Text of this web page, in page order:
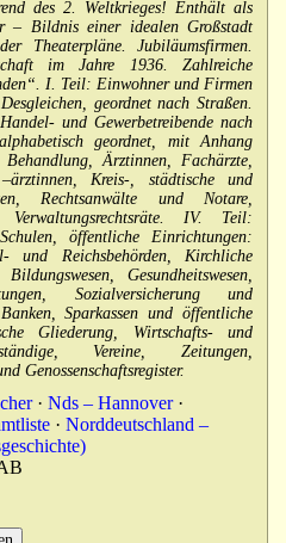
des 2. Weltkrieges! Enthält als
– Bildnis einer idealen Großstadt
Theaterpläne. Jubiläumsfirmen.
im Jahre 1936. Zahlreiche
I. Teil: Einwohner und Firmen
geordnet nach Straßen.
und Gewerbetreibende nach
geordnet, mit Anhang
Ärztinnen, Fachärzte,
Kreis-, städtische und
Rechtsanwälte und Notare,
IV. Teil:
öffentliche Einrichtungen:
und Reichsbehörden, Kirchliche
Gesundheitswesen,
Sozialversicherung und
Sparkassen und öffentliche
Gliederung, Wirtschafts- und
Vereine, Zeitungen,
Genossenschaftsregister.
· Nds – Hannover·
· Norddeutschland –